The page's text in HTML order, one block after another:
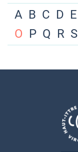
A B C D E
O P Q R S